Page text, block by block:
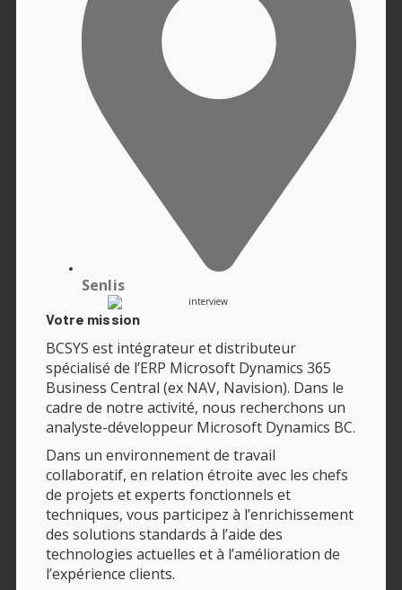
Senlis
Votre mission
BCSYS est intégrateur et distributeur
spécialisé de l’ERP Microsoft Dynamics 365
Business Central (ex NAV, Navision). Dans le
cadre de notre activité, nous recherchons un
analyste-développeur Microsoft Dynamics BC.
Dans un environnement de travail
collaboratif, en relation étroite avec les chefs
de projets et experts fonctionnels et
techniques, vous participez à l’enrichissement
des solutions standards à l’aide des
technologies actuelles et à l’amélioration de
l’expérience clients.